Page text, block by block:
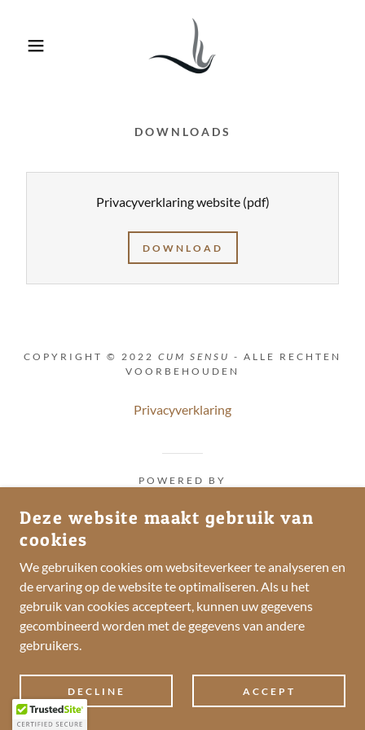
DOWNLOADS
Privacyverklaring website(pdf)
DOWNLOAD
COPYRIGHT © 2022 CUM SENSU - ALLE RECHTEN
VOORBEHOUDEN
Privacyverklaring
POWERED BY
Deze website maakt gebruik van
cookies
We gebruiken cookies om websiteverkeer te analyseren en
de ervaring op de website te optimaliseren. Als u het
gebruik van cookies accepteert, kunnen uw gegevens
gecombineerd worden met de gegevens van andere
gebruikers.
DECLINE ACCEPT